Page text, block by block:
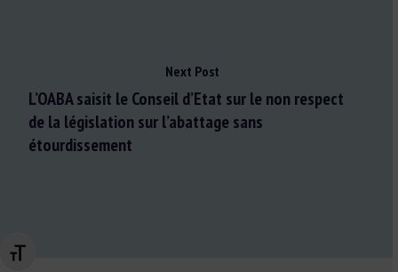
Changer la taille de la police
Next Post
L’OABA saisit le Conseil d’Etat sur le non respect
de la législation sur l’abattage sans
étourdissement